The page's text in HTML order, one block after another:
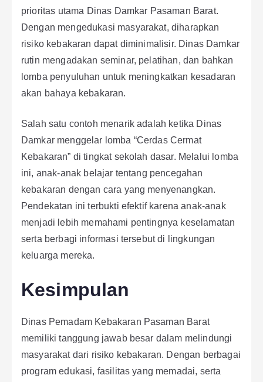
prioritas utama Dinas Damkar Pasaman Barat.
Dengan mengedukasi masyarakat, diharapkan
risiko kebakaran dapat diminimalisir. Dinas Damkar
rutin mengadakan seminar, pelatihan, dan bahkan
lomba penyuluhan untuk meningkatkan kesadaran
akan bahaya kebakaran.
Salah satu contoh menarik adalah ketika Dinas
Damkar menggelar lomba “Cerdas Cermat
Kebakaran” di tingkat sekolah dasar. Melalui lomba
ini, anak-anak belajar tentang pencegahan
kebakaran dengan cara yang menyenangkan.
Pendekatan ini terbukti efektif karena anak-anak
menjadi lebih memahami pentingnya keselamatan
serta berbagi informasi tersebut di lingkungan
keluarga mereka.
Kesimpulan
Dinas Pemadam Kebakaran Pasaman Barat
memiliki tanggung jawab besar dalam melindungi
masyarakat dari risiko kebakaran. Dengan berbagai
program edukasi, fasilitas yang memadai, serta